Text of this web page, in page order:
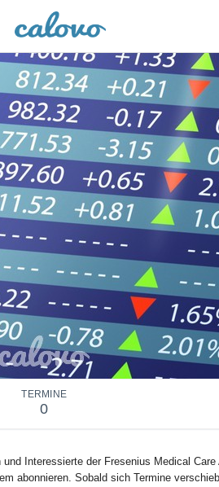
TERMINE
0
Interessierte der Fresenius Medical
abonnieren. Sobald sich Termine